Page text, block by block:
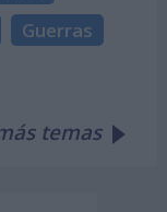
Guerras
temas